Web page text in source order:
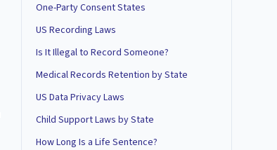
One-Party Consent States
US Recording Laws
Is It Illegal to Record Someone?
Medical Records Retention by State
US Data Privacy Laws
Child Support Laws by State
How Long Is a Life Sentence?